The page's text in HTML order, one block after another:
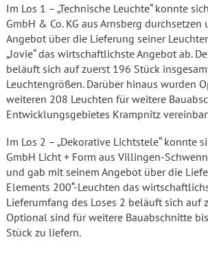
Im Los 1 – „Technische Leuchte“ konnte
GmbH & Co. KG aus Arnsberg
Angebot über die Lieferung seiner
„Jovie“ das wirtschaftlichste Angebot ab.
beläuft sich auf zuerst 196 Stück
Leuchtengrößen. Darüber hinaus wurden
weiteren 208 Leuchten für weitere
Entwicklungsgebietes Krampnitz
Im Los 2 – „Dekorative Lichtstele“ konnte
GmbH Licht + Form aus Villingen-
und gab mit seinem Angebot über die
Elements 200“-Leuchten das
Lieferumfang des Loses 2 beläuft sich auf
Optional sind für weitere Bauabschnitte
Stück zu liefern.